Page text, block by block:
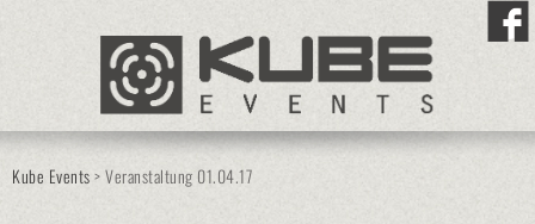
Kube Events>Veranstaltung 01.04.17